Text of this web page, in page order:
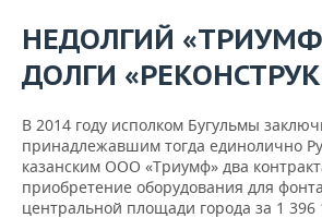
НЕДОЛГИЙ
ДОЛГИ «РЕКОНСТРУК
В 2014 году исполком Бугульмы
принадлежавшим тогда единолично
казанским ООО «Триумф» два
приобретение оборудования для
центральной площади города за 1 396